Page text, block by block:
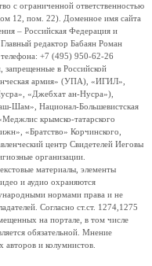
с ограниченной ответственностью
12, пом. 22). Доменное имя сайта
– Российская Федерация и
редактор Бабаян Роман
+7 (495) 950-62-26
запрещенные в Российской
армия» (УПА), «ИГИЛ»,
«Джебхат ан-Нусра»),
Шам», Национал-Большевистская
крымско-татарского
«Братство» Корчинского,
центр Свидетелей Иеговы
организации.
материалы, элементы
и аудио охраняются
нормами права и не
Согласно ст.ст. 1274,1275
на портале, в том числе
обязательной. Мнение
и колумнистов.